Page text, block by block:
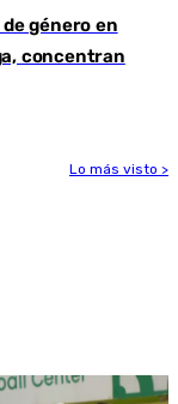
de género en
concentran
Lo más visto >